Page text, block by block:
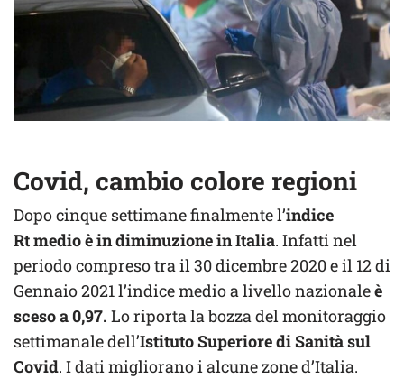
Covid, cambio colore regioni
Dopo cinque settimane finalmente l’indice
Rt medio è in diminuzione in Italia. Infatti nel
periodo compreso tra il 30 dicembre 2020 e il 12 di
Gennaio 2021 l’indice medio a livello nazionaleè
sceso a 0,97. Lo riporta la bozza del monitoraggio
settimanale dell’Istituto Superiore di Sanità sul
Covid. I dati migliorano i alcune zone d’Italia.